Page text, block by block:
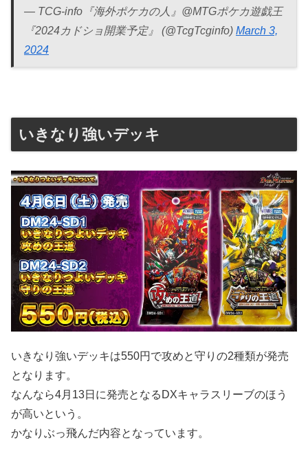
— TCG-info『海外ポケカの人』@MTGポケカ遊戯王
『2024カドショ開業予定』 (@TcgTcginfo) March 3,
2024
いきなり強いデッキ
いきなり強いデッキは550円で攻めと守りの2種類が発売
となります。
なんなら4月13日に発売となるDXキャラスリーブのほう
が高いという。
かなりぶっ飛んだ内容となっています。